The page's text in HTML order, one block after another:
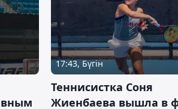
17:43, Бүгін
Теннисистка Соня
Жиенбаева вышла в